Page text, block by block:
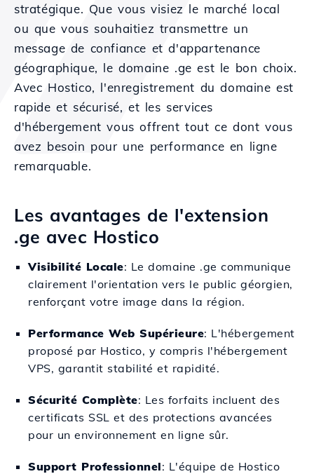
stratégique. Que vous visiez le marché local
ou que vous souhaitiez transmettre un
message de confiance et d'appartenance
géographique, le domaine .ge est le bon choix.
Avec Hostico, l'enregistrement du domaine est
rapide et sécurisé, et les services
d'hébergement vous offrent tout ce dont vous
avez besoin pour une performance en ligne
remarquable.
Les avantages de l'extension
.ge avec Hostico
Visibilité Locale: Le domaine .ge communique
clairement l'orientation vers le public géorgien,
renforçant votre image dans la région.
Performance Web Supérieure: L'hébergement
proposé par Hostico, y compris l'hébergement
VPS, garantit stabilité et rapidité.
Sécurité Complète: Les forfaits incluent des
certificats SSL et des protections avancées
pour un environnement en ligne sûr.
Support Professionnel: L'équipe de Hostico